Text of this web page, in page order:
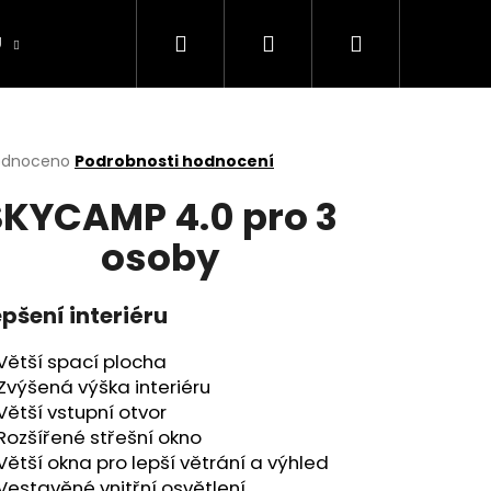
Půjčovna stanů
Hledat PřihlášeníNákupní
Podrobnosti hodnocení
4.0 pro 3
osoby
interiéru
spací plocha
výška interiéru
vstupní otvor
střešní okno
okna pro lepší větrání a výhled